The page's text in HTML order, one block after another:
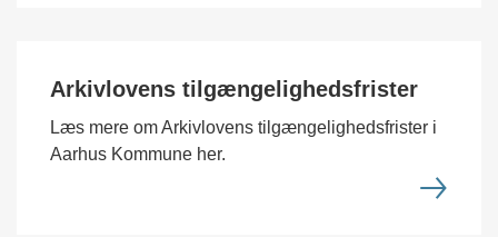
Arkivlovens tilgængelighedsfrister
Læs mere om Arkivlovens tilgængelighedsfrister i
Aarhus Kommune her.